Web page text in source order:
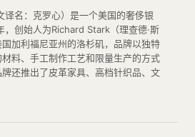
名：克罗心）是一个美国的奢侈银
，创始人为Richard Stark（理查德·斯
加利福尼亚州的洛杉矶，品牌以独特
料、手工制作工艺和限量生产的方式
还推出了皮革家具、高档针织品、文
格独具特色，主要运用了滑稽、嘲